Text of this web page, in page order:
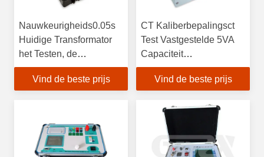
Nauwkeurigheids0.05s
Huidige Transformator
het Testen, de
Machtsconsumptie van
het Transformator
Vind de beste prijs
CT Kaliberbepalingsct
Test Vastgestelde 5VA
Capaciteit
280mm×60mm×60mm
Grootte met Rol
Vind de beste prijs